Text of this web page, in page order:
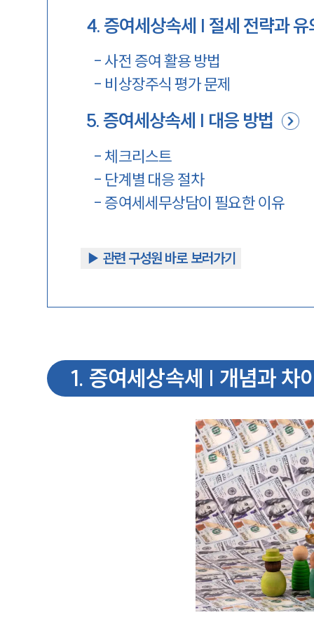
4.증여세상속세 | 절세 전략과
-사전 증여 활용 방법
- 비상장주식 평가 문제
5.증여세상속세 | 대응 방법
- 체크리스트
- 단계별 대응 절차
- 증여세세무상담이 필요한 이유
▶︎ 관련 구성원 바로 보러가기
1. 증여세상속세 | 개념과 차